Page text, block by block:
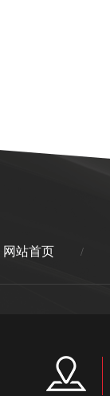
网站首页 /